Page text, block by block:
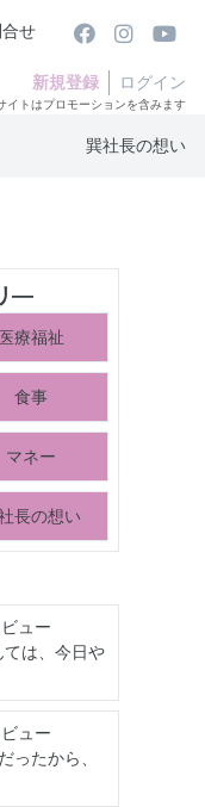
せ
新規登録 ログイン
イトはプロモーションを含みます
巽社長の想い
―
医療福祉
食事
マネー
長の想い
ュー
ては、今日や
ュー
ったから、